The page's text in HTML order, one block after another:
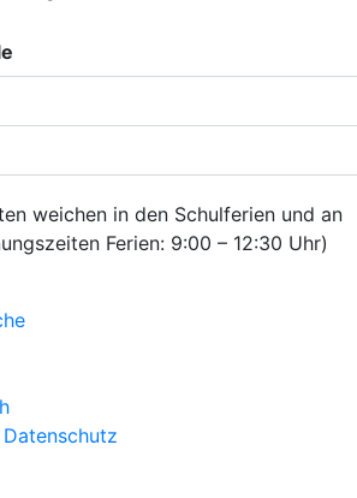
weichen in den Schulferien und an
Ferien: 9:00 – 12:30 Uhr)
Datenschutz